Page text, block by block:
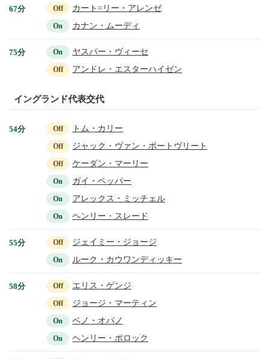
67分 Off カート=リー・アレンゼ
On カナン・ムーディ
75分 On ヤスパー・ヴィーセ
Off アンドレ・エスターハイゼン
イングランド代表交代
54分 Off トム・カリー
Off ジャック・ヴァン・ポートヴリート
Off ケーダン・マーリー
On ガイ・ペッパー
On アレックス・ミッチェル
On ヘンリー・スレード
55分 Off ジェイミー・ジョージ
On ルーク・カウワンディッキー
58分 Off エリス・ゲンジ
Off ジョージ・マーティン
On ベノ・オバノ
On ヘンリー・ポロック